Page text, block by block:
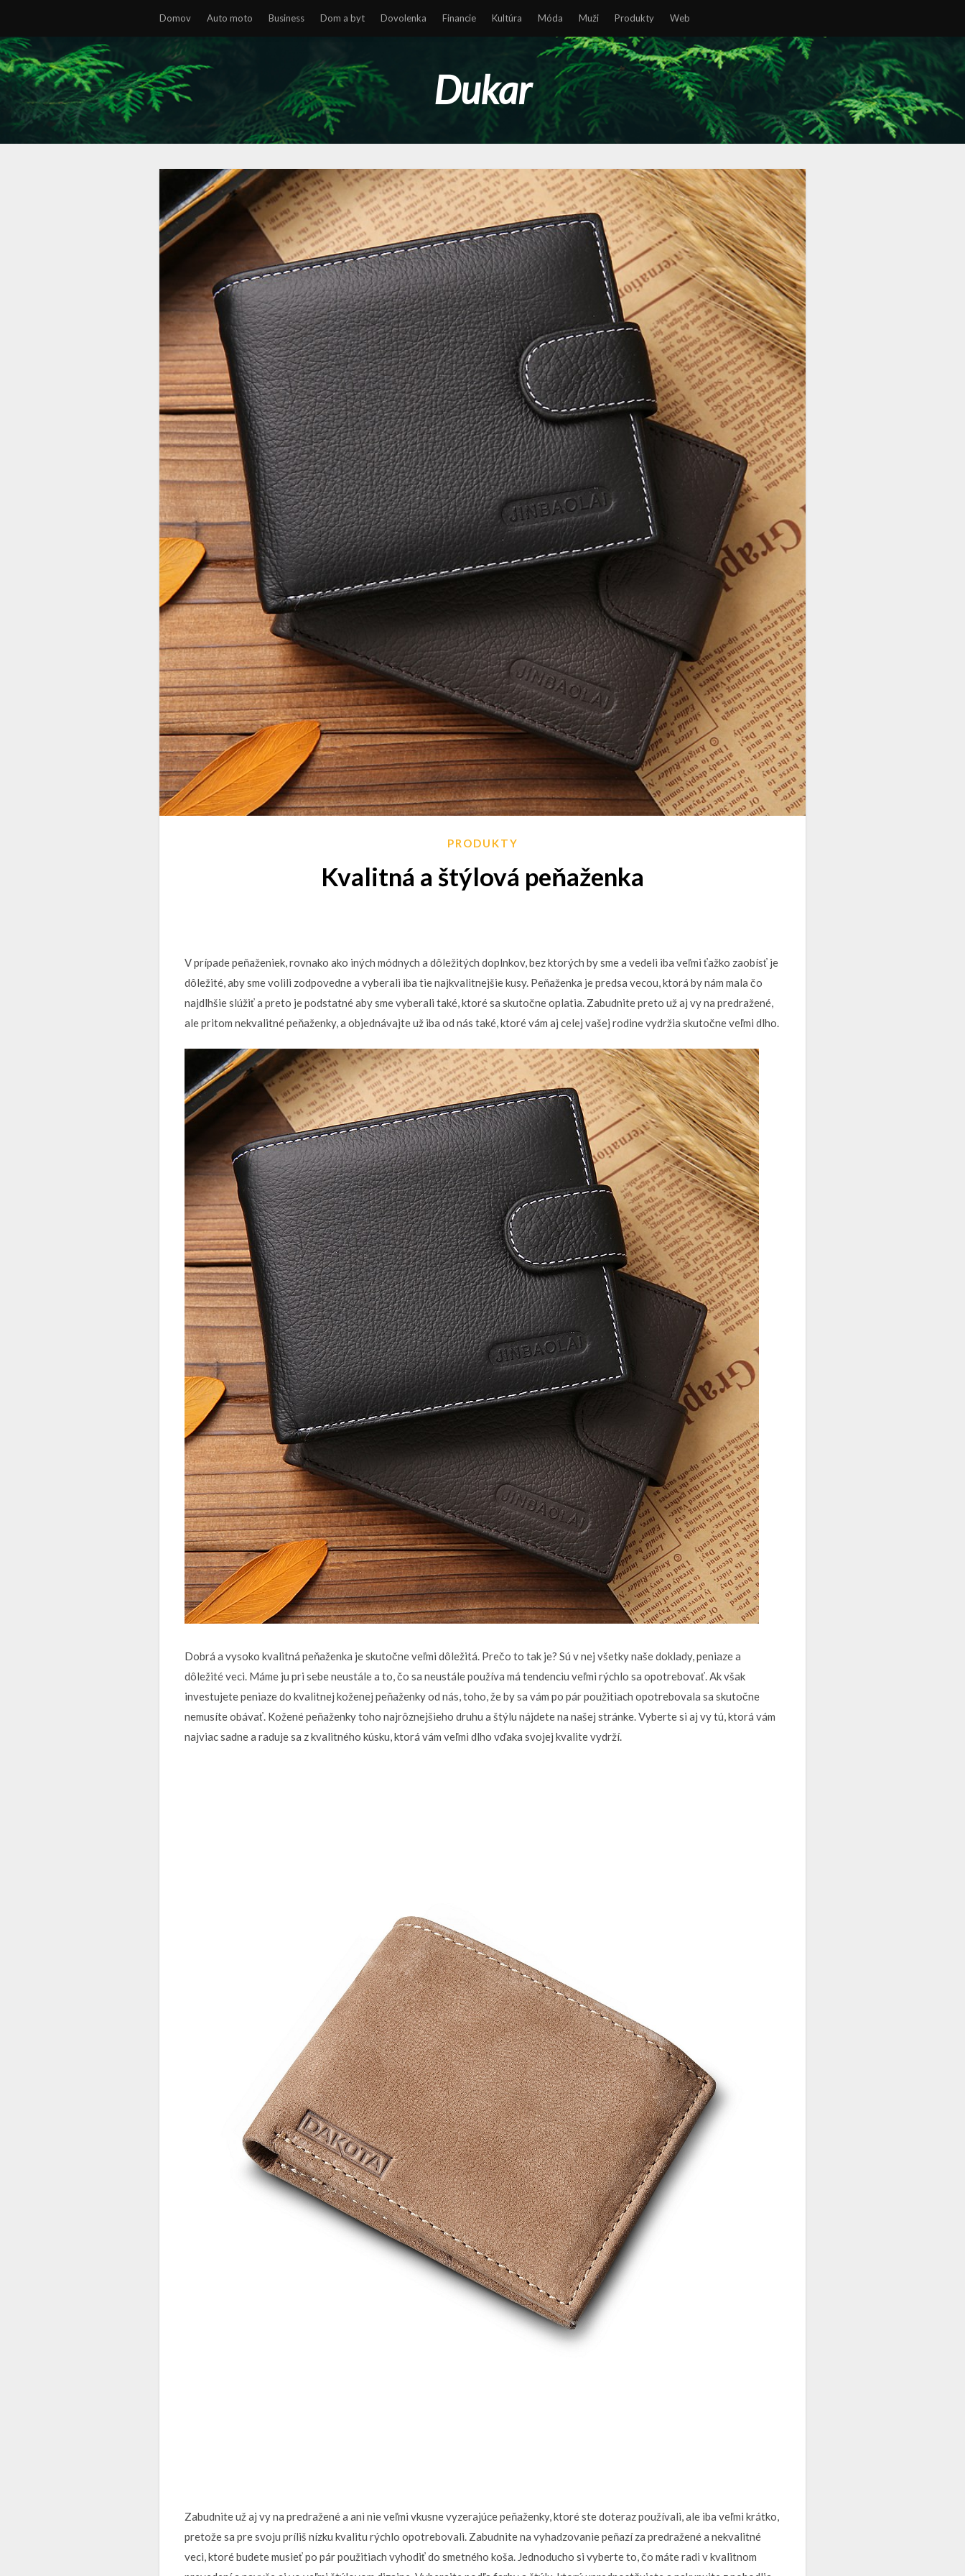
Domov Auto moto Business Dom a byt Dovolenka Financie Kultúra Móda Muži Produkty Web
Dukar
PRODUKTY
Kvalitná a štýlová peňaženka
V prípade peňaženiek, rovnako ako iných módnych a dôležitých doplnkov, bez ktorých by sme a vedeli iba veľmi ťažko zaobísť je
dôležité, aby sme volili zodpovedne a vyberali iba tie najkvalitnejšie kusy. Peňaženka je predsa vecou, ktorá by nám mala čo
najdlhšie slúžiť a preto je podstatné aby sme vyberali také, ktoré sa skutočne oplatia. Zabudnite preto už aj vy na predražené,
ale pritom nekvalitné peňaženky, a objednávajte už iba od nás také, ktoré vám aj celej vašej rodine vydržia skutočne veľmi dlho.
Dobrá a vysoko kvalitná peňaženka je skutočne veľmi dôležitá. Prečo to tak je? Sú v nej všetky naše doklady, peniaze a
dôležité veci. Máme ju pri sebe neustále a to, čo sa neustále používa má tendenciu veľmi rýchlo sa opotrebovať. Ak však
investujete peniaze do kvalitnej koženej peňaženky od nás, toho, že by sa vám po pár použitiach opotrebovala sa skutočne
nemusíte obávať. Kožené peňaženkytoho najrôznejšieho druhu a štýlu nájdete na našej stránke. Vyberte si aj vy tú, ktorá vám
najviac sadne a raduje sa z kvalitného kúsku, ktorá vám veľmi dlho vďaka svojej kvalite vydrží.
Zabudnite už aj vy na predražené a ani nie veľmi vkusne vyzerajúce peňaženky, ktoré ste doteraz používali, ale iba veľmi krátko,
pretože sa pre svoju príliš nízku kvalitu rýchlo opotrebovali. Zabudnite na vyhadzovanie peňazí za predražené a nekvalitné
veci, ktoré budete musieť po pár použitiach vyhodiť do smetného koša. Jednoducho si vyberte to, čo máte radi v kvalitnom